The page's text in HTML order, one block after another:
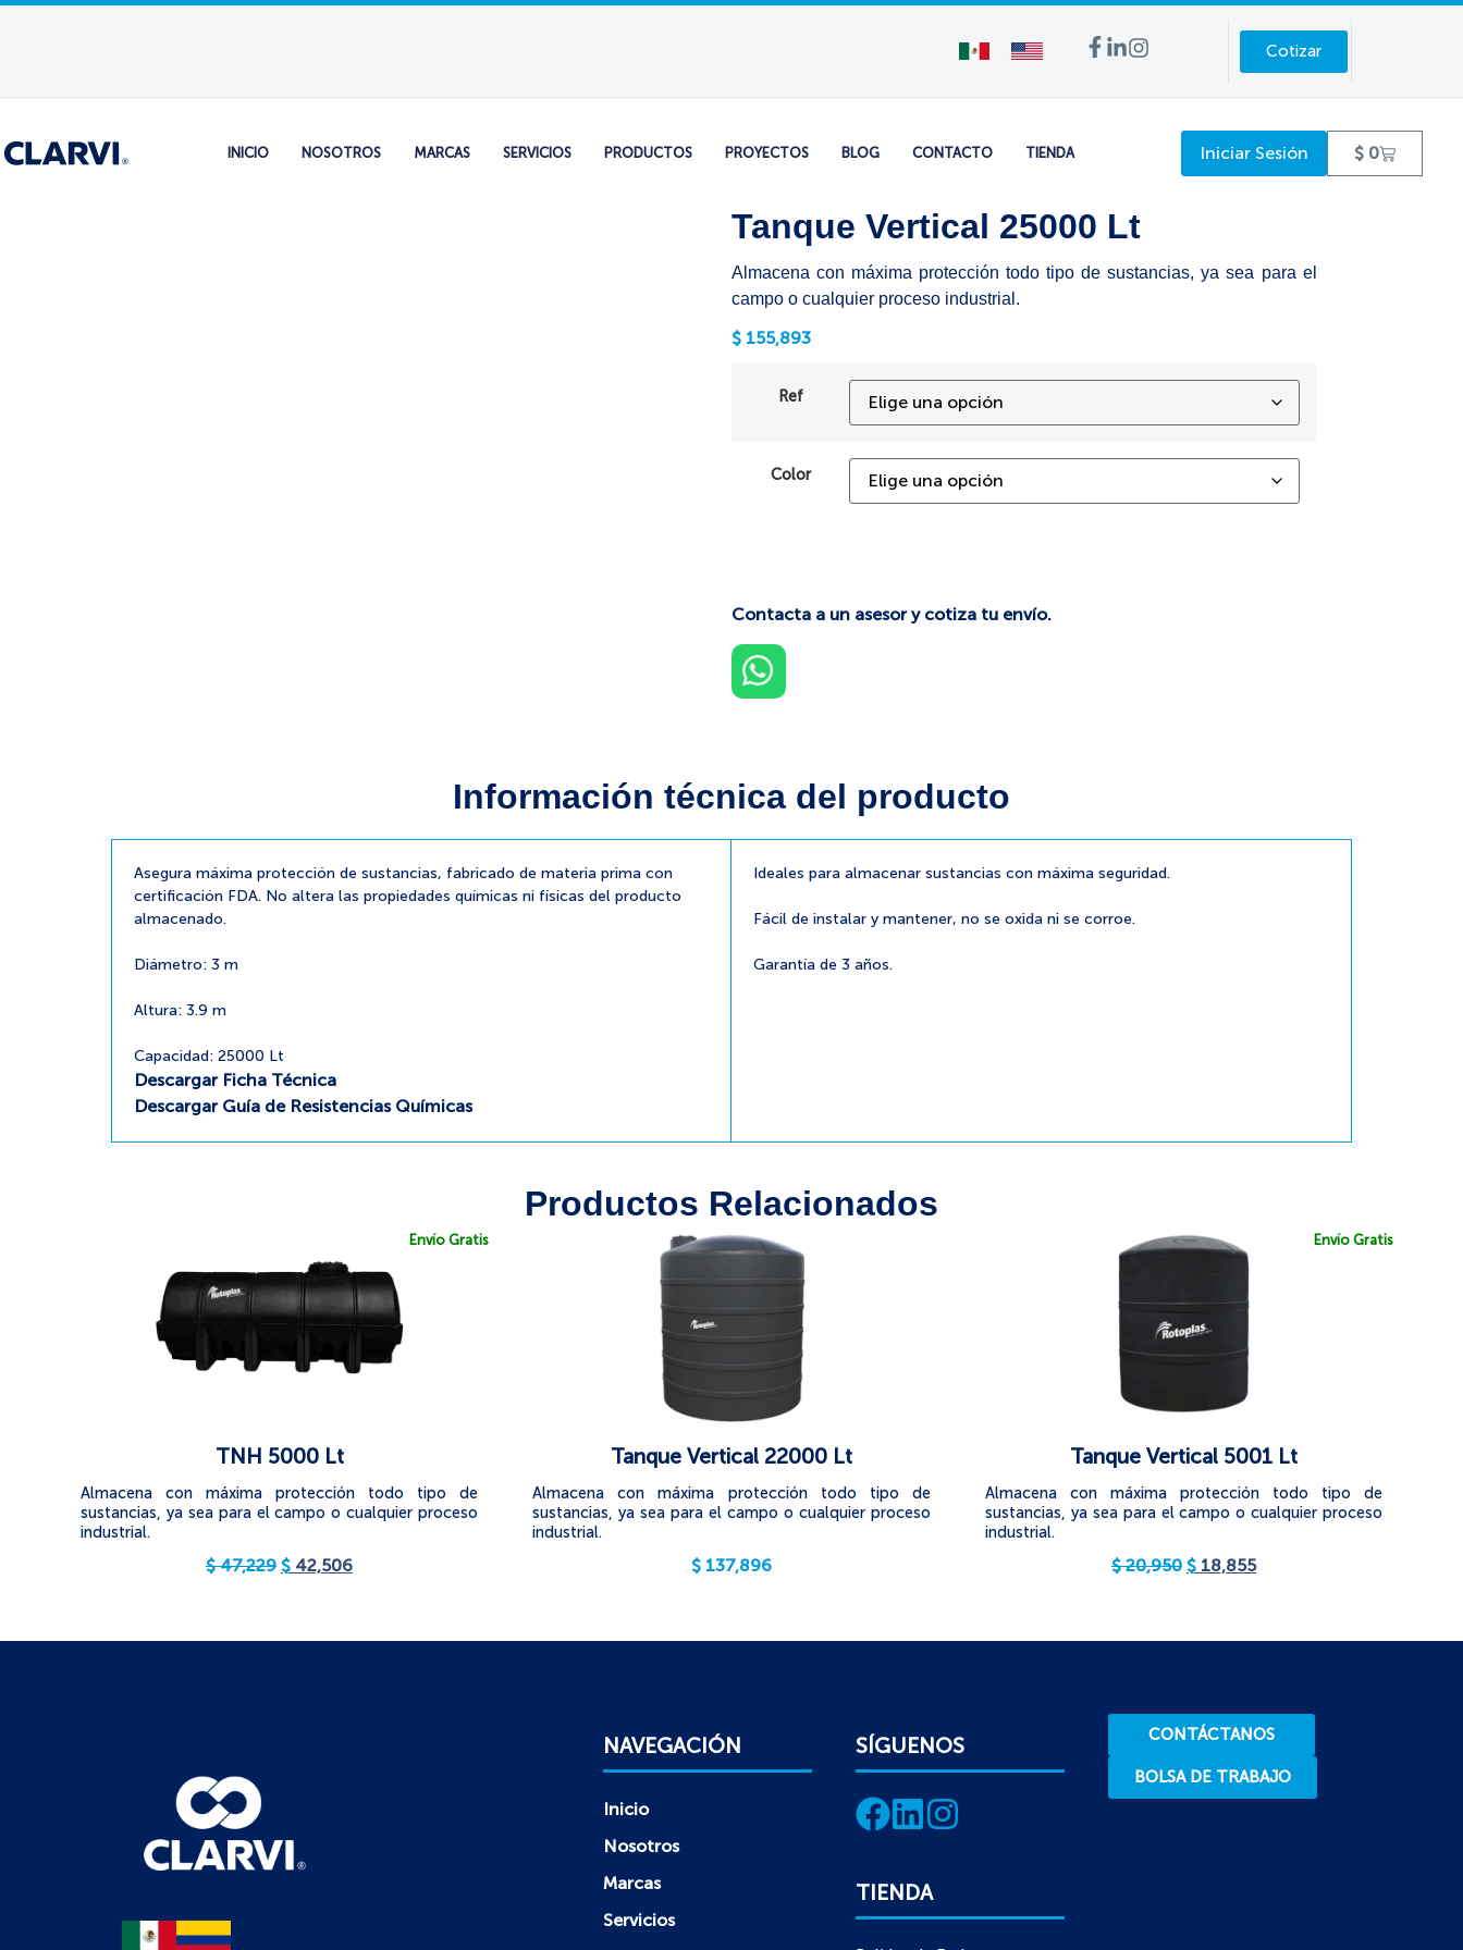
Cotizar
INICIO NOSOTROS MARCAS SERVICIOS PRODUCTOS PROYECTOS BLOG CONTACTO TIENDA Iniciar Sesión $ 0
Tanque Vertical 25000 Lt
Almacena con máxima protección todo tipo de sustancias, ya sea para el
campo o cualquier proceso industrial.
$ 155,893
Ref
Color
Contacta a un asesor y cotiza tu envío.
Información técnica del producto
Asegura máxima protección de sustancias, fabricado de materia prima con
certificación FDA. No altera las propiedades químicas ni físicas del producto
almacenado.
Diámetro: 3 m
Altura: 3.9 m
Capacidad: 25000 Lt
Descargar Ficha Técnica
Descargar Guía de Resistencias Químicas
Ideales para almacenar sustancias con máxima seguridad.
Fácil de instalar y mantener, no se oxida ni se corroe.
Garantía de 3 años.
Productos Relacionados
Envío Gratis
TNH 5000 Lt
Almacena con máxima protección todo tipo de
sustancias, ya sea para el campo o cualquier proceso
industrial.
$47,229 $ 42,506
Tanque Vertical 22000 Lt
Almacena con máxima protección todo tipo de
sustancias, ya sea para el campo o cualquier proceso
industrial.
$ 137,896
Envío Gratis
Tanque Vertical 5001 Lt
Almacena con máxima protección todo tipo de
sustancias, ya sea para el campo o cualquier proceso
industrial.
$20,950 $ 18,855
NAVEGACIÓN
Inicio
Nosotros
Marcas
Servicios
SÍGUENOS
TIENDA
CONTÁCTANOS
BOLSA DE TRABAJO